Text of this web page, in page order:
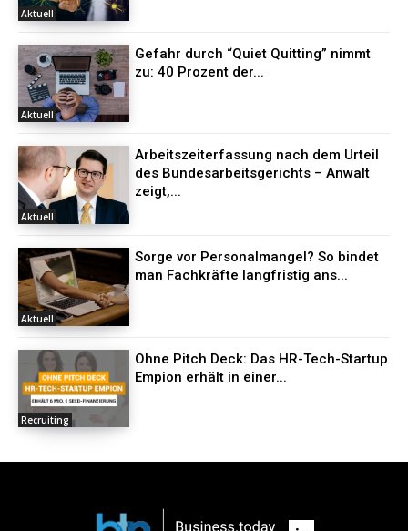
Aktuell
Aktuell
Gefahr durch “Quiet Quitting” nimmt
zu: 40 Prozent der...
Aktuell
Arbeitszeiterfassung nach dem Urteil
des Bundesarbeitsgerichts – Anwalt
zeigt,...
Aktuell
Sorge vor Personalmangel? So bindet
man Fachkräfte langfristig ans...
Recruiting
Ohne Pitch Deck: Das HR-Tech-Startup
Empion erhält in einer...